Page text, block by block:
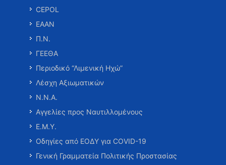
CEPOL
ΕΑΑΝ
Π.Ν.
ΓΕΕΘΑ
Περιοδικό “Λιμενική Ηχώ”
Λέσχη Αξιωματικών
Ν.Ν.Α.
Αγγελίες προς Ναυτιλλομένους
Ε.Μ.Υ.
Οδηγίες από ΕΟΔΥ για COVID-19
Γενική Γραμματεία Πολιτικής Προστασίας